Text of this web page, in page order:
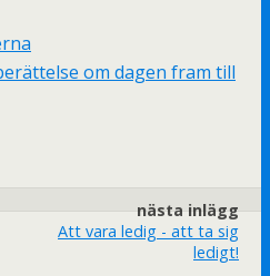
om dagen fram till
nästa inlägg
Att vara ledig - att ta sig
ledigt!